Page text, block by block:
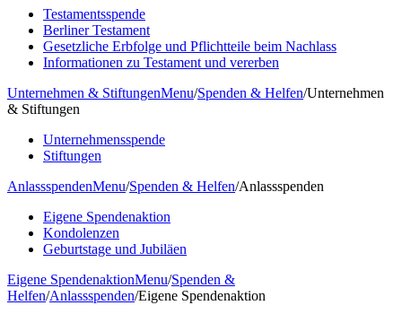
Testamentsspende
Berliner Testament
Gesetzliche Erbfolge und Pflichtteile beim Nachlass
Informationen zu Testament und vererben
Unternehmen & StiftungenMenu/Spenden & Helfen/Unternehmen
& Stiftungen
Unternehmensspende
Stiftungen
AnlassspendenMenu/Spenden & Helfen/Anlassspenden
Eigene Spendenaktion
Kondolenzen
Geburtstage und Jubiläen
Eigene SpendenaktionMenu/Spenden &
Helfen/Anlassspenden/Eigene Spendenaktion